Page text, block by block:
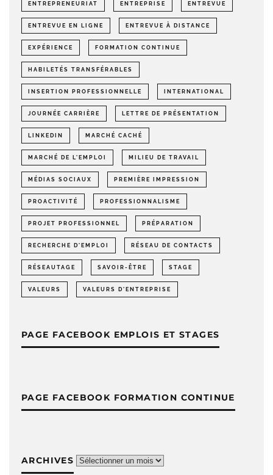
ENTREPRENEURIAT ENTREPRISE ENTREVUE
ENTREVUE EN LIGNE ENTREVUE À DISTANCE
EXPÉRIENCE FORMATION CONTINUE
HABILETÉS TRANSFÉRABLES
INSERTION PROFESSIONNELLE INTERNATIONAL
JOURNÉE CARRIÈRE LETTRE DE PRÉSENTATION
LINKEDIN MARCHÉ CACHÉ
MARCHÉ DE L'EMPLOI MILIEU DE TRAVAIL
MÉDIAS SOCIAUX PREMIÈRE IMPRESSION
PROACTIVITÉ PROFESSIONNALISME
PROJET PROFESSIONNEL PRÉPARATION
RECHERCHE D'EMPLOI RÉSEAU DE CONTACTS
RÉSEAUTAGE SAVOIR-ÊTRE STAGE
VALEURS VALEURS D'ENTREPRISE
PAGE FACEBOOK EMPLOIS ET STAGES
PAGE FACEBOOK FORMATION CONTINUE
ARCHIVES Archives